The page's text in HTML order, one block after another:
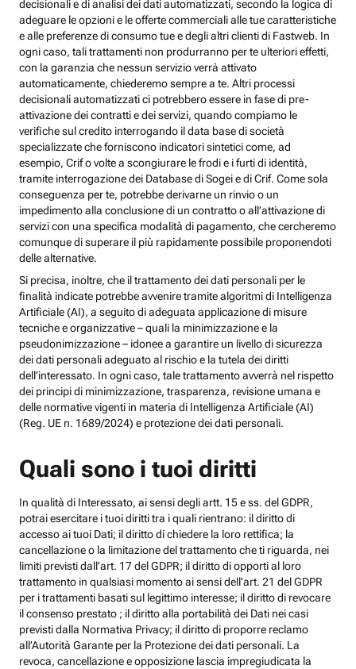
decisionali e di analisi dei dati automatizzati, secondo la logica di
adeguare le opzioni e le offerte commerciali alle tue caratteristiche
e alle preferenze di consumo tue e degli altri clienti di Fastweb. In
ogni caso, tali trattamenti non produrranno per te ulteriori effetti,
con la garanzia che nessun servizio verrà attivato
automaticamente, chiederemo sempre a te. Altri processi
decisionali automatizzati ci potrebbero essere in fase di pre-
attivazione dei contratti e dei servizi, quando compiamo le
verifiche sul credito interrogando il data base di società
specializzate che forniscono indicatori sintetici come, ad
esempio, Crif o volte a scongiurare le frodi e i furti di identità,
tramite interrogazione dei Database di Sogei e di Crif. Come sola
conseguenza per te, potrebbe derivarne un rinvio o un
impedimento alla conclusione di un contratto o all’attivazione di
servizi con una specifica modalità di pagamento, che cercheremo
comunque di superare il più rapidamente possibile proponendoti
delle alternative.
Si precisa, inoltre, che il trattamento dei dati personali per le
finalità indicate potrebbe avvenire tramite algoritmi di Intelligenza
Artificiale (AI), a seguito di adeguata applicazione di misure
tecniche e organizzative – quali la minimizzazione e la
pseudonimizzazione – idonee a garantire un livello di sicurezza
dei dati personali adeguato al rischio e la tutela dei diritti
dell’interessato. In ogni caso, tale trattamento avverrà nel rispetto
dei principi di minimizzazione, trasparenza, revisione umana e
delle normative vigenti in materia di Intelligenza Artificiale (AI)
(Reg. UE n. 1689/2024) e protezione dei dati personali.
Quali sono i tuoi diritti
In qualità di Interessato, ai sensi degli artt. 15 e ss. del GDPR,
potrai esercitare i tuoi diritti tra i quali rientrano: il diritto di
accesso ai tuoi Dati; il diritto di chiedere la loro rettifica; la
cancellazione o la limitazione del trattamento che ti riguarda, nei
limiti previsti dall’art. 17 del GDPR; il diritto di opporti al loro
trattamento in qualsiasi momento ai sensi dell’art. 21 del GDPR
per i trattamenti basati sul legittimo interesse; il diritto di revocare
il consenso prestato ; il diritto alla portabilità dei Dati nei casi
previsti dalla Normativa Privacy; il diritto di proporre reclamo
all’Autorità Garante per la Protezione dei dati personali. La
revoca, cancellazione e opposizione lascia impregiudicata la